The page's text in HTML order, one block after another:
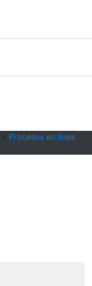
Procesos en línea